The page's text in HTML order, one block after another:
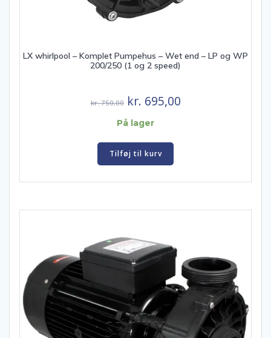
LX whirlpool – Komplet Pumpehus – Wet end – LP og WP
200/250 (1 og 2 speed)
kr.750,00 Den
oprindelige
var:
kr. 750,00.
kr. 695,00Den
På lager
Tilføj til kurv